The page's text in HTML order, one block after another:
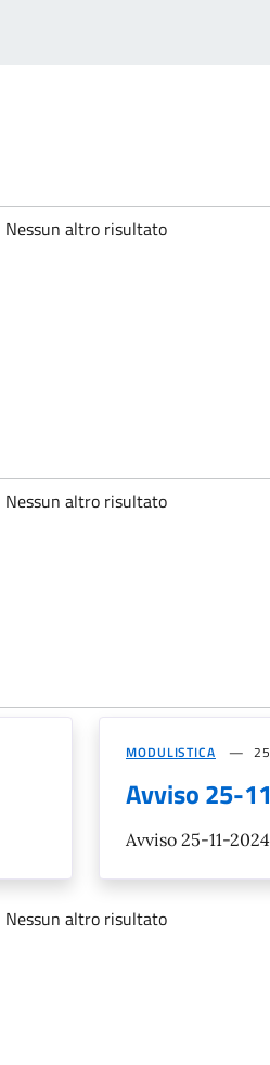
Nessun altro risultato
Nessun altro risultato
MODULISTICA
Avviso 25-
Avviso 25-11-
Nessun altro risultato